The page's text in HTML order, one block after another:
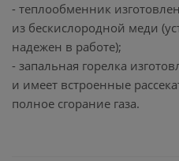
- теплообменник
из бескислородной меди
надежен в работе);
- запальная горелка
и имеет встроенные
полное сгорание газа.